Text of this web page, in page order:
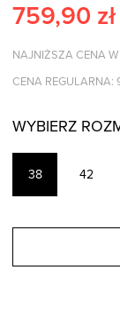
759,90 zł
NAJNIŻSZA CENA
CENA REGULARNA:
WYBIERZ
38 42